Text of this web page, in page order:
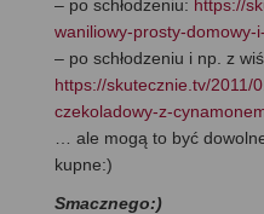
– po schłodzeniu: https://
waniliowy-prosty-domowy-
– po schłodzeniu i np. z
https://skutecznie.tv/2011/
czekoladowy-z-
… ale mogą to być
kupne:)
Smacznego:)